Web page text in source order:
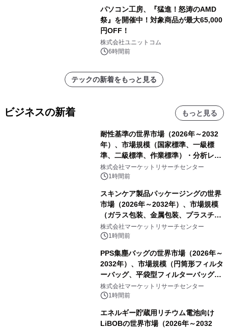
パソコン工房、『猛進！怒涛のAMD
祭』を開催中！対象商品が最大65,000
円OFF！
株式会社ユニットコム
6時間前
テックの新着をもっと見る
ビジネスの新着 もっと見る
耐性基準の世界市場（2026年～2032
年）、市場規模（国家標準、一級標
準、二級標準、作業標準）・分析レポ
ートを発表
株式会社マーケットリサーチセンター
1時間前
スキンケア製品パッケージングの世界
市場（2026年～2032年）、市場規模
（ガラス包装、金属包装、プラスチッ
ク包装、その他）・分析レポートを発
表
株式会社マーケットリサーチセンター
1時間前
PPS集塵バッグの世界市場（2026年～
2032年）、市場規模（円筒形フィルタ
ーバッグ、平袋型フィルターバッグ、
プリーツフィルターバッグ、その
他）・分析レポートを発表
株式会社マーケットリサーチセンター
1時間前
エネルギー貯蔵用リチウム電池向け
LiBOBの世界市場（2026年～2032